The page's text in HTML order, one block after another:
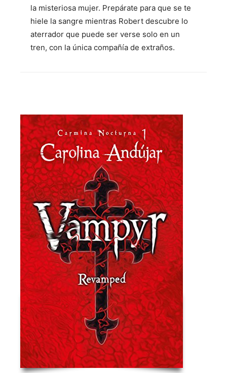
la misteriosa mujer. Prepárate para que se te
hiele la sangre mientras Robert descubre lo
aterrador que puede ser verse solo en un
tren, con la única compañía de extraños.